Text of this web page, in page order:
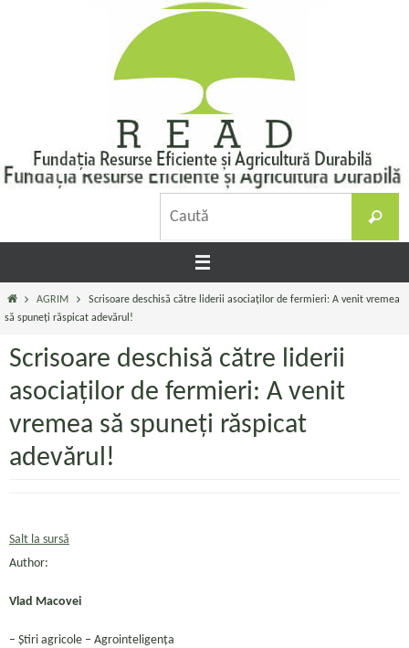
Caută
Prima
pagină
AGRIM
Scrisoare deschisă către liderii asociaților de fermieri: A venit vremea
să spuneți răspicat adevărul!
Scrisoare deschisă către liderii
asociaților de fermieri: A venit
vremea să spuneți răspicat
adevărul!
Salt la sursă
Author:
Vlad Macovei
– Ştiri agricole – Agrointeligența